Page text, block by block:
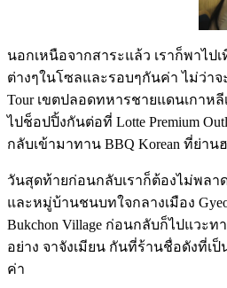
นอกเหนือจากสาระแล้ว เราก็พาไป
ต่างๆในโซลและรอบๆกันค่า ไม่ว่าจะ
Tour เขตปลอดทหารชายแดนเกาห
ไปช็อปปิ้งกันต่อที่ Lotte Premium
กลับเข้ามาทาน BBQ Korean ที่ย่าน
วันสุดท้ายก่อนกลับเราก็ต้องไม่พลา
และหมู่บ้านชนบทใจกลางเมือง
Bukchon Village ก่อนกลับก็ไปแวะ
อย่าง จาจังเมียน กันที่ร้านชื่อดังที่เ
ค่า